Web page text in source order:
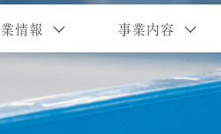
情報 事業内容